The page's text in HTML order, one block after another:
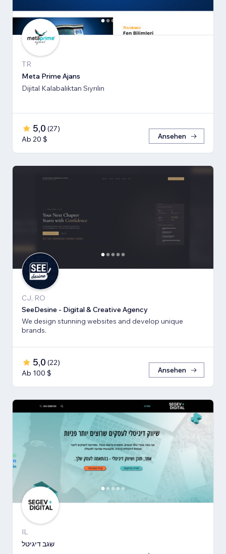
TR
Meta Prime Ajans
Dijital Kalabalıktan Sıyrılın
5,0 (27)
Ab 20 $
Ansehen
CJ, RO
SeeDesine - Digital & Creative Agency
We design stunning websites and develop unique
brands.
5,0 (22)
Ab 100 $
Ansehen
IL
שגב דיגיטל